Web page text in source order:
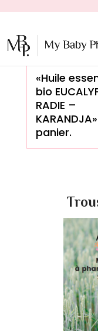
«Huile
bio
RADIE –
panier.